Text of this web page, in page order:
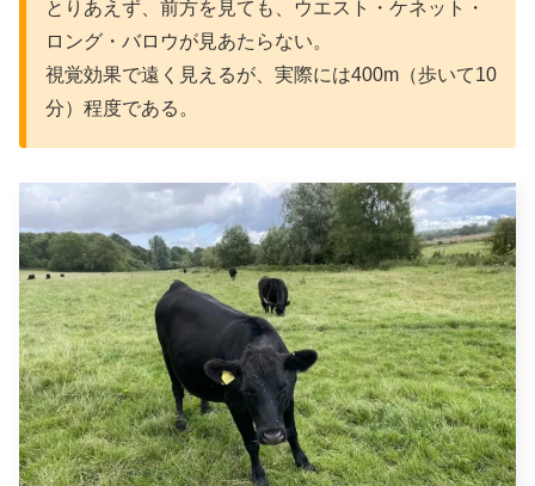
とりあえず、前方を見ても、ウエスト・ケネット・
ロング・バロウが見あたらない。
視覚効果で遠く見えるが、実際には400m（歩いて10
分）程度である。